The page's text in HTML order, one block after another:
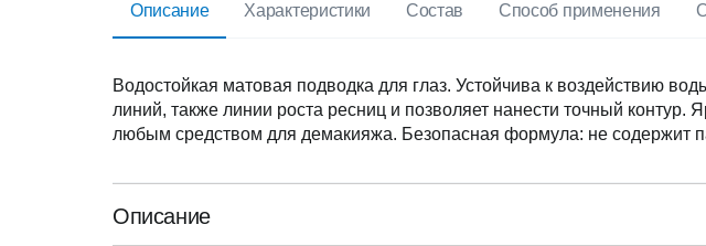
Описание Характеристики Состав Способ применения
Водостойкая матовая подводка для глаз. Устойчива к воздействию
линий, также линии роста ресниц и позволяет нанести точный
любым средством для демакияжа. Безопасная формула: не содержит
Описание